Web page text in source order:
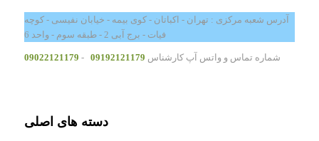
آدرس شعبه مرکزی : تهران - اکباتان - کوی بیمه - خیابان نفیسی - کوچه
فیات - برج آبی 2 - طبقه سوم - واحد 6
شماره تماس و واتس آپ کارشناس 09192121179
-
09022121179
دسته های اصلی